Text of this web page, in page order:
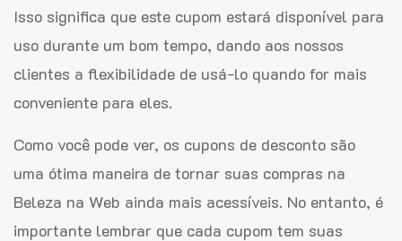
Isso significa que este cupom estará disponível para
uso durante um bom tempo, dando aos nossos
clientes a flexibilidade de usá-lo quando for mais
conveniente para eles.
Como você pode ver, os cupons de desconto são
uma ótima maneira de tornar suas compras na
Beleza na Web ainda mais acessíveis. No entanto, é
importante lembrar que cada cupom tem suas